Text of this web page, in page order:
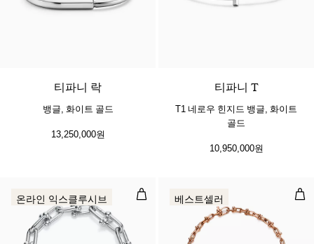
티파니 락
뱅글, 화이트 골드
13,250,000원
티파니 T
T1 네로우 힌지드 뱅글, 화이트
골드
10,950,000원
일롱게이티드 링크 브레이슬릿, 스
온라인 익스클루시브 마
베스트셀러